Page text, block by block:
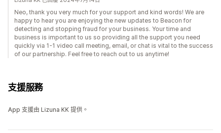
Neo, thank you very much for your support and kind words! We are
happy to hear you are enjoying the new updates to Beacon for
detecting and stopping fraud for your business. Your time and
business is important to us so providing all the support you need
quickly via 1-1 video call meeting, email, or chat is vital to the success
of our partnership. Feel free to reach out to us anytime!
支援服務
App 支援由 Lizuna KK 提供。